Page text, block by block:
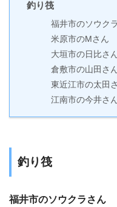
釣り筏
福井市のソウク
米原市のMさん
大垣市の日比さ
倉敷市の山田さ
東近江市の太田
江南市の今井さ
釣り筏
福井市のソウクラさん